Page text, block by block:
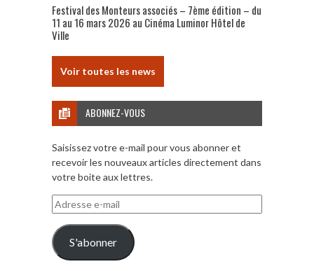
Festival des Monteurs associés – 7ème édition – du
11 au 16 mars 2026 au Cinéma Luminor Hôtel de
Ville
Voir toutes les news
ABONNEZ-VOUS
Saisissez votre e-mail pour vous abonner et
recevoir les nouveaux articles directement dans
votre boite aux lettres.
Adresse
e-
mail
S'abonner